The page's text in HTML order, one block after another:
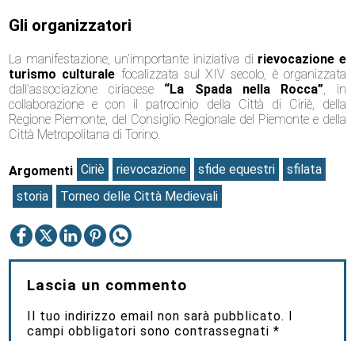
Gli organizzatori
La manifestazione, un’importante iniziativa di rievocazione e
turismo culturale focalizzata sul XIV secolo, è organizzata
dall’associazione ciriacese “La Spada nella Rocca” , in
collaborazione e con il patrocinio della Città di Ciriè, della
Regione Piemonte, del Consiglio Regionale del Piemonte e della
Città Metropolitana di Torino.
Argomenti Ciriè rievocazione sfide equestri
sfilata
storia
Torneo delle Città Medievali
Lascia un commento
Il tuo indirizzo email non sarà pubblicato.
campi obbligatori sono contrassegnati*